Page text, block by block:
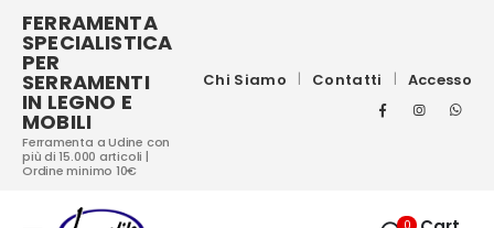
FERRAMENTA
SPECIALISTICA
PER
SERRAMENTI
IN LEGNO E
MOBILI
Ferramenta a Udine con
più di 15.000 articoli |
Ordine minimo 10€
Chi Siamo Contatti Accesso